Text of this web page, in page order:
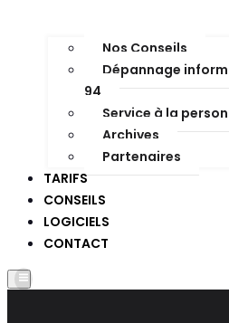
Nos Conseils
Dépannage
94
Service à la
Archives
Partenaires
TARIFS
CONSEILS
LOGICIELS
CONTACT